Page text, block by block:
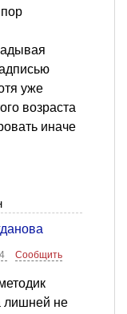
уже
возраста
иначе
Сообщить
лишней не